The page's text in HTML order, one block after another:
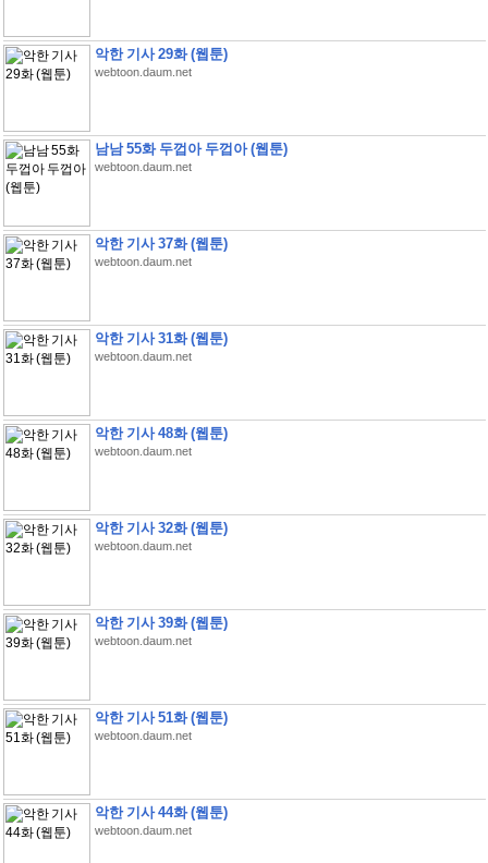
악한 기사 29화 (웹툰)
webtoon.daum.net
남남 55화 두껍아 두껍아 (웹툰)
webtoon.daum.net
악한 기사 37화 (웹툰)
webtoon.daum.net
악한 기사 31화 (웹툰)
webtoon.daum.net
악한 기사 48화 (웹툰)
webtoon.daum.net
악한 기사 32화 (웹툰)
webtoon.daum.net
악한 기사 39화 (웹툰)
webtoon.daum.net
악한 기사 51화 (웹툰)
webtoon.daum.net
악한 기사 44화 (웹툰)
webtoon.daum.net